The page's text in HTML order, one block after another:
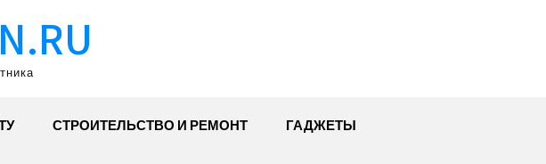
СТРОИТЕЛЬСТВО И РЕМОНТ ГАДЖЕТЫ